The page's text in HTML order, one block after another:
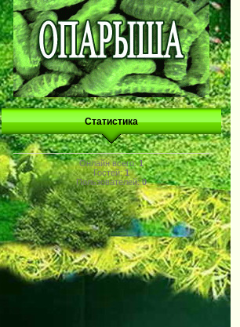
Статистика
Онлайн всего:1
Гостей:1
Пользователей:0